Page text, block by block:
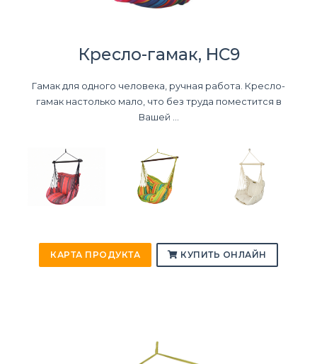
Кресло-гамак, HC9
Гамак для одного человека, ручная работа. Кресло-
гамак настолько мало, что без труда поместится в
Вашей ...
КАРТА ПРОДУКТА КУПИТЬ ОНЛАЙН